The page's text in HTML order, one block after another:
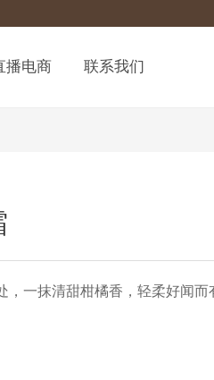
播电商 联系我们
一抹清甜柑橘香，轻柔好闻